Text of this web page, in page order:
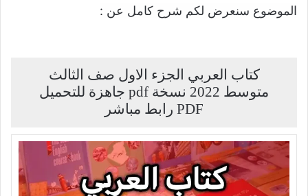
الموضوع سنعرض لكم شرح كامل عن :
كتاب العربي الجزء الاول صف الثالث
متوسط 2022 نسخة pdf جاهزة للتحميل
PDF رابط مباشر